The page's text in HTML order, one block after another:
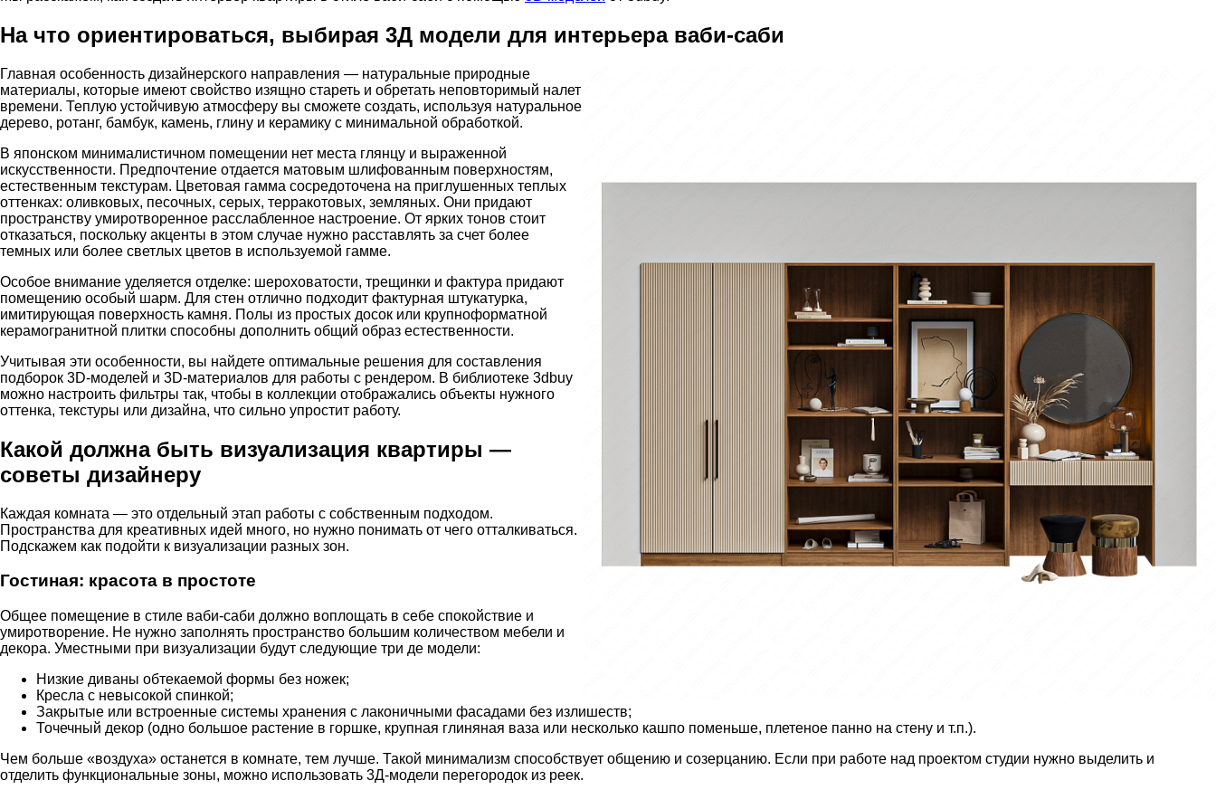
На что ориентироваться, выбирая 3Д модели для интерьера ваби-саби
Главная особенность дизайнерского направления — натуральные природные
материалы, которые имеют свойство изящно стареть и обретать неповторимый налет
времени. Теплую устойчивую атмосферу вы сможете создать, используя натуральное
дерево, ротанг, бамбук, камень, глину и керамику с минимальной обработкой.
В японском минималистичном помещении нет места глянцу и выраженной
искусственности. Предпочтение отдается матовым шлифованным поверхностям,
естественным текстурам. Цветовая гамма сосредоточена на приглушенных теплых
оттенках: оливковых, песочных, серых, терракотовых, земляных. Они придают
пространству умиротворенное расслабленное настроение. От ярких тонов стоит
отказаться, поскольку акценты в этом случае нужно расставлять за счет более
темных или более светлых цветов в используемой гамме.
Особое внимание уделяется отделке: шероховатости, трещинки и фактура придают
помещению особый шарм. Для стен отлично подходит фактурная штукатурка,
имитирующая поверхность камня. Полы из простых досок или крупноформатной
керамогранитной плитки способны дополнить общий образ естественности.
Учитывая эти особенности, вы найдете оптимальные решения для составления
подборок 3D-моделей и 3D-материалов для работы с рендером. В библиотеке 3dbuy
можно настроить фильтры так, чтобы в коллекции отображались объекты нужного
оттенка, текстуры или дизайна, что сильно упростит работу.
Какой должна быть визуализация квартиры —
советы дизайнеру
Каждая комната — это отдельный этап работы с собственным подходом.
Пространства для креативных идей много, но нужно понимать от чего отталкиваться.
Подскажем как подойти к визуализации разных зон.
Гостиная: красота в простоте
Общее помещение в стиле ваби-саби должно воплощать в себе спокойствие и
умиротворение. Не нужно заполнять пространство большим количеством мебели и
декора. Уместными при визуализации будут следующие три де модели:
Низкие диваны обтекаемой формы без ножек;
Кресла с невысокой спинкой;
Закрытые или встроенные системы хранения с лаконичными фасадами без излишеств;
Точечный декор (одно большое растение в горшке, крупная глиняная ваза или несколько кашпо поменьше, плетеное панно на стену и т.п.).
Чем больше «воздуха» останется в комнате, тем лучше. Такой минимализм способствует общению и созерцанию. Если при работе над проектом студии нужно выделить и
отделить функциональные зоны, можно использовать 3Д-модели перегородок из реек.